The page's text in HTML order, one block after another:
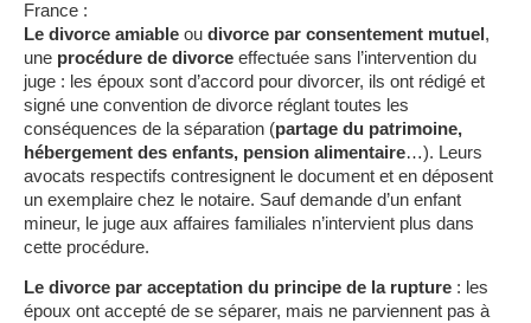
France :
Le divorce amiable ou divorce par consentement mutuel,
une procédure de divorce effectuée sans l’intervention du
juge : les époux sont d’accord pour divorcer, ils ont rédigé et
signé une convention de divorce réglant toutes les
conséquences de la séparation (partage du patrimoine,
hébergement des enfants, pension alimentaire…). Leurs
avocats respectifs contresignent le document et en déposent
un exemplaire chez le notaire. Sauf demande d’un enfant
mineur, le juge aux affaires familiales n’intervient plus dans
cette procédure.
Le divorce par acceptation du principe de la rupture : les
époux ont accepté de se séparer, mais ne parviennent pas à